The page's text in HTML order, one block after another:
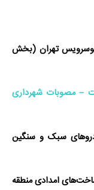
اتوسرویس تهران (بخش
– مصوبات شهرداری
سبک و سنگین
امدادی منطقه